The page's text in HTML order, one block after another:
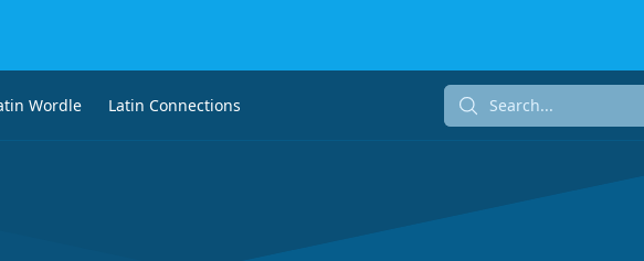
Wordle Latin Connections Search...